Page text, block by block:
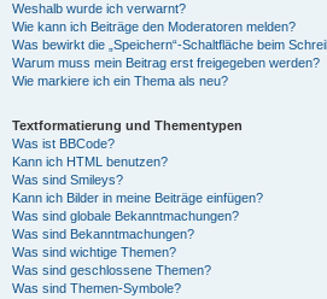
Weshalb wurde ich verwarnt?
Wie kann ich Beiträge den Moderatoren melden?
Was bewirkt die „Speichern“-Schaltfläche beim
Warum muss mein Beitrag erst freigegeben werden?
Wie markiere ich ein Thema als neu?
Textformatierung und Thementypen
Was ist BBCode?
Kann ich HTML benutzen?
Was sind Smileys?
Kann ich Bilder in meine Beiträge einfügen?
Was sind globale Bekanntmachungen?
Was sind Bekanntmachungen?
Was sind wichtige Themen?
Was sind geschlossene Themen?
Was sind Themen-Symbole?